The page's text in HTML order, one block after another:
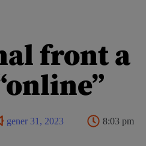
front a
gener 31, 2023 8:03 pm